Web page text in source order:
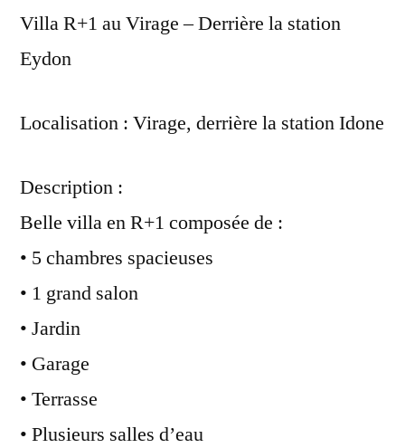
Villa R+1 au Virage – Derrière la station
Eydon
Localisation : Virage, derrière la station Idone
Description :
Belle villa en R+1 composée de :
• 5 chambres spacieuses
• 1 grand salon
• Jardin
• Garage
• Terrasse
• Plusieurs salles d’eau